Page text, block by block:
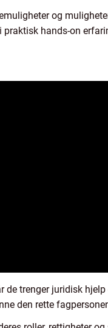
og
hands-on
trenger juridisk
den rette